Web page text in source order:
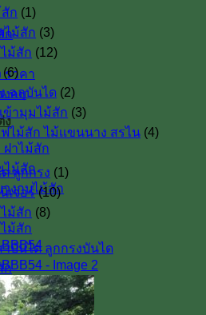
ก
ราคา
งกบ
ง
ฝาไม้สัก
ไม้สัก
งกบไม้สัก
ม้สัก
าบันได ลูกกรงบันได
ก
ก (1)
ไม้สัก (3)
ม้สัก (12)
(6)
ฉลุบันได (2)
ข้ามุมไม้สัก (3)
ม้สัก ไม้เเขนนาง สรไน (4)
ลูกกรง (1)
เจอร์ (10)
ม้สัก (8)